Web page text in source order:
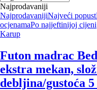
Najprodavaniji
NajprodavanijiNajveći popust
ocjenamaPo najjeftinijoj cijeni
Karup
Futon madrac
ekstra mekan,
debljina/gustoća 5